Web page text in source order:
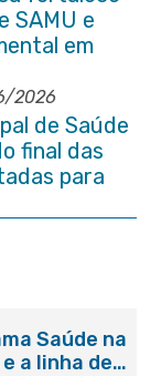
SAMU e
em
2026
de Saúde
final das
para
2026-
Saúde na
a linha de